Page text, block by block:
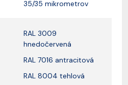
35/35 mikrometrov
RAL 3009
hnedočervená
RAL 7016 antracitová
RAL 8004 tehlová